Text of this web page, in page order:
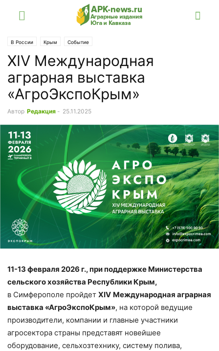
В России Крым Событие
XIV Международная
аграрная выставка
«АгроЭкспоКрым»
Автор Редакция - 25.11.2025
11-13 февраля 2026 г., при поддержке Министерства
сельского хозяйства Республики Крым,
в Симферополе пройдет XIV Международная аграрная
выставка «АгроЭкспоКрым», на которой ведущие
производители, компании и главные участники
агросектора страны представят новейшее
оборудование, сельхозтехнику, систему полива,